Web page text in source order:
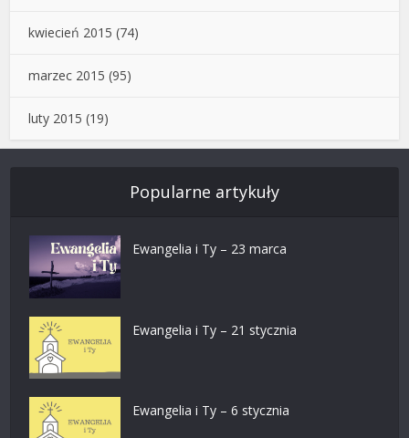
kwiecień 2015 (74)
marzec 2015 (95)
luty 2015 (19)
Popularne artykuły
Ewangelia i Ty – 23 marca
Ewangelia i Ty – 21 stycznia
Ewangelia i Ty – 6 stycznia